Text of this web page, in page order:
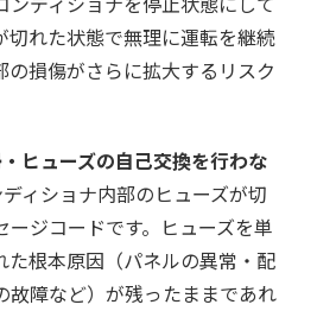
切れた状態で無理に運転を継続
の損傷がさらに拡大するリスク
ヒューズの自己交換を行わな
ィショナ内部のヒューズが切
ージコードです。ヒューズを単
た根本原因（パネルの異常・配
故障など）が残ったままであれ